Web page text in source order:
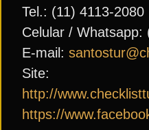
Tel.: (11) 4113-2080
Celular / Whatsapp:
E-mail:
Site:
http://
https://